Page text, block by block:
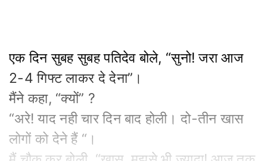
एक दिन सुबह सुबह पतिदेव बोले, “सुनो! जरा आज
2-4 गिफ्ट लाकर दे देना”।
मैंने कहा, “क्यों” ?
“अरे! याद नही चार दिन बाद होली। दो-तीन खास
लोगों को देने हैं “।